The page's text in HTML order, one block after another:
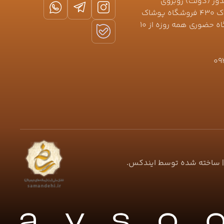
خیابان نعمتی (کیکاووس) پلاک ۴۳۰ فروشگاه پوشاک
جلیلوند 🕛ساعت کاری فروشگاه حضوری همه روزه از ۱۰
ساخته شده توسط ایندکس.